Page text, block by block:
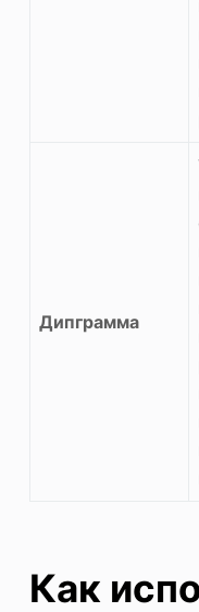
Дипграмма
Как